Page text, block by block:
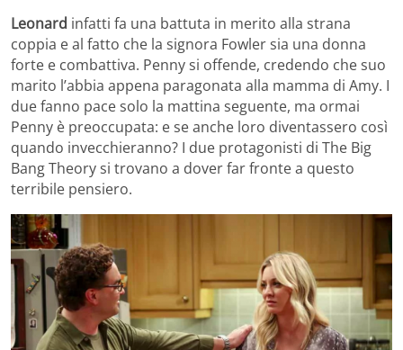
Leonard infatti fa una battuta in merito alla strana
coppia e al fatto che la signora Fowler sia una donna
forte e combattiva. Penny si offende, credendo che suo
marito l’abbia appena paragonata alla mamma di Amy. I
due fanno pace solo la mattina seguente, ma ormai
Penny è preoccupata: e se anche loro diventassero così
quando invecchieranno? I due protagonisti di The Big
Bang Theory si trovano a dover far fronte a questo
terribile pensiero.